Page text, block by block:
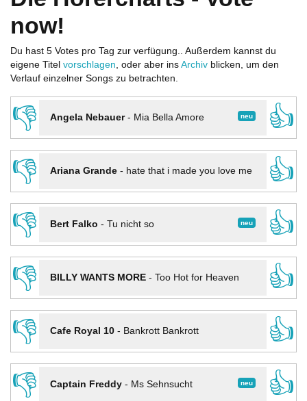
now!
Du hast 5 Votes pro Tag zur verfügung.. Außerdem kannst du
eigene Titel vorschlagen, oder aber ins Archiv blicken, um den
Verlauf einzelner Songs zu betrachten.
👎 neu
Angela Nebauer- Mia Bella Amore
👍
👎
Ariana Grande- hate that i made you love me
👍
👎
neu
Bert Falko - Tu nicht so
👍
👎
BILLY WANTS MORE- Too Hot for Heaven
👍
👎
Cafe Royal 10- Bankrott Bankrott
👍
👎
neu
Captain Freddy- Ms Sehnsucht
👍